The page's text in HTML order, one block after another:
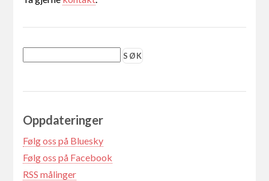
Oppdateringer
Følg oss på Bluesky
Følg oss på Facebook
RSS målinger